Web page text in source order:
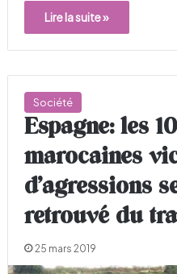
Lire la suite »
Société
Espagne: les
marocaines
d’agressions
retrouvé du
25 mars 2019